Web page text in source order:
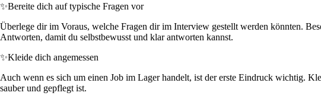
✨Bereite dich auf typische Fragen vor
Überlege dir im Voraus, welche Fragen dir im Interview gestellt werden könnten.
Antworten, damit du selbstbewusst und klar antworten kannst.
✨Kleide dich angemessen
Auch wenn es sich um einen Job im Lager handelt, ist der erste Eindruck wichtig.
sauber und gepflegt ist.